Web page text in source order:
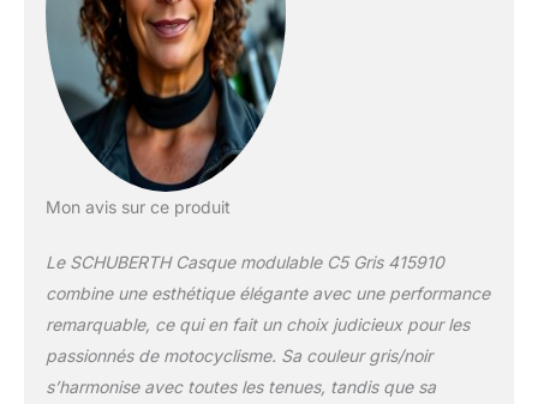
pour un confort accru au
niveau du cou et
système anti-roulement
(A.R.O.S.) La fibre de
verre traitée directement
(Schuberth Direct Fibre
pour créer une coque de
casque
exceptionnellement
particulièrement légère. 2
tailles de coque de
Mon avis sur ce produit
Le SCHUBERTH Casque modulable C5 Gris 415910
combine une esthétique élégante avec une performance
remarquable, ce qui en fait un choix judicieux pour les
passionnés de motocyclisme. Sa couleur gris/noir
s’harmonise avec toutes les tenues, tandis que sa